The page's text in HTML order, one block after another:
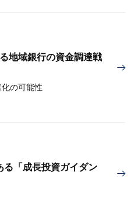
地域銀行の資金調達戦
の可能性
る「成長投資ガイダン